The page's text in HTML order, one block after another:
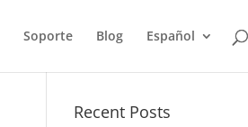
Soporte Blog Español
Recent Posts